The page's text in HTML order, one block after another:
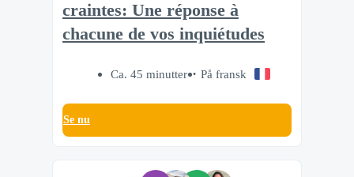
craintes: Une réponse à
chacune de vos inquiétudes
Ca. 45 minutter På fransk
Se nu